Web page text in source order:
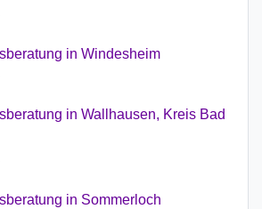
in Windesheim
in Wallhausen, Kreis Bad
in Sommerloch